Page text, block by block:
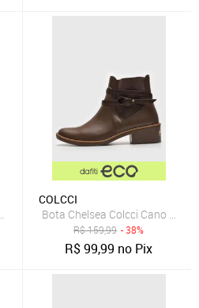
Preta
COLCCI
Bota Chelsea Colcci Cano
R$159,99 - 38%
R$99,99 no Pix